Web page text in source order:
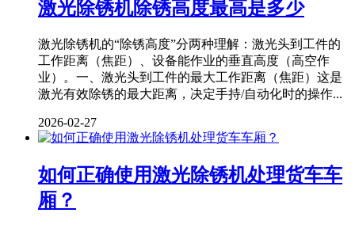
激光除锈机除锈高度最高是多少
激光除锈机的“除锈高度”分两种理解：激光头到工件的
工作距离（焦距）、设备能作业的垂直高度（高空作
业）。一、激光头到工件的最大工作距离（焦距）这是
激光有效除锈的最大距离，决定手持/自动化时的操作...
2026-02-27
如何正确使用激光除锈机处理货车车
厢？